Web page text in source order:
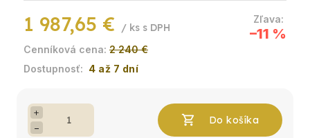
2 240 €
–11 %
1 987,65 € / ks
4 až 7 dní
+
−